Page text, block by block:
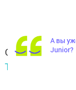
Следите за
Telegram-канале
А вы
Junior?